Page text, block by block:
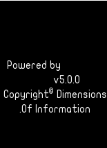
Powered by
v5.0.0
Copyright©
Dimensions
Of Information.